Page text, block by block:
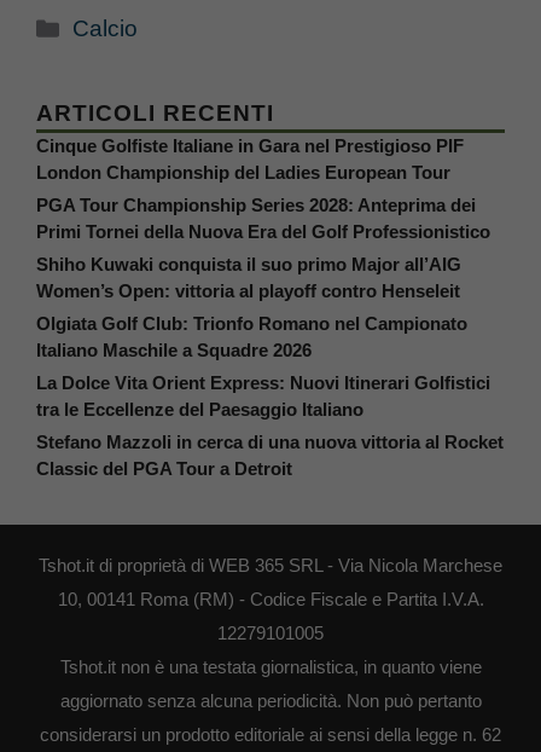
Categorie
Calcio
ARTICOLI RECENTI
Cinque Golfiste Italiane in Gara nel Prestigioso PIF
London Championship del Ladies European Tour
PGA Tour Championship Series 2028: Anteprima dei
Primi Tornei della Nuova Era del Golf Professionistico
Shiho Kuwaki conquista il suo primo Major all’AIG
Women’s Open: vittoria al playoff contro Henseleit
Olgiata Golf Club: Trionfo Romano nel Campionato
Italiano Maschile a Squadre 2026
La Dolce Vita Orient Express: Nuovi Itinerari Golfistici
tra le Eccellenze del Paesaggio Italiano
Stefano Mazzoli in cerca di una nuova vittoria al Rocket
Classic del PGA Tour a Detroit
Tshot.it di proprietà di WEB 365 SRL - Via Nicola Marchese
10, 00141 Roma (RM) - Codice Fiscale e Partita I.V.A.
12279101005
Tshot.it non è una testata giornalistica, in quanto viene
aggiornato senza alcuna periodicità. Non può pertanto
considerarsi un prodotto editoriale ai sensi della legge n. 62